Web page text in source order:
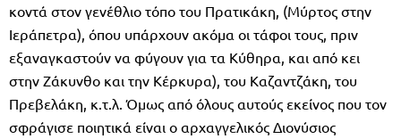
κοντά στον γενέθλιο τόπο του Πρατικάκη, (Μύρτος στην
Ιεράπετρα), όπου υπάρχουν ακόμα οι τάφοι τους, πριν
εξαναγκαστούν να φύγουν για τα Κύθηρα, και από κει
στην Ζάκυνθο και την Κέρκυρα), του Καζαντζάκη, του
Πρεβελάκη, κ.τ.λ. Όμως από όλους αυτούς εκείνος που τον
σφράγισε ποιητικά είναι ο αρχαγγελικός Διονύσιος